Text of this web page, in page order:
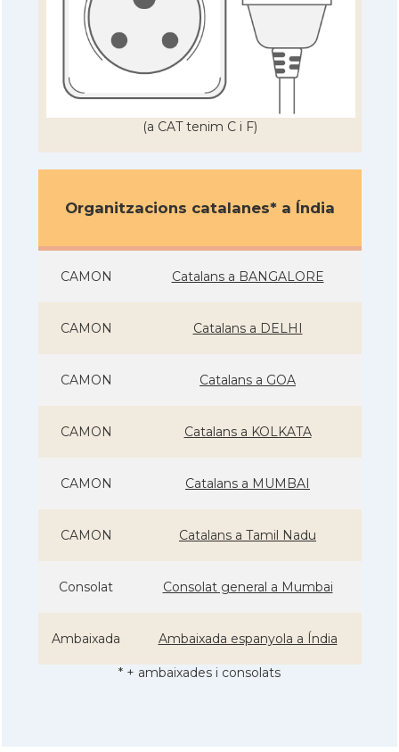
(a CAT tenim C i F)
Organitzacions catalanes* a Índia
CAMON Catalans a BANGALORE
CAMON Catalans a DELHI
CAMON Catalans a GOA
CAMON Catalans a KOLKATA
CAMON Catalans a MUMBAI
CAMON Catalans a Tamil Nadu
Consolat Consolat general a Mumbai
Ambaixada Ambaixada espanyola a Índia
* + ambaixades i consolats